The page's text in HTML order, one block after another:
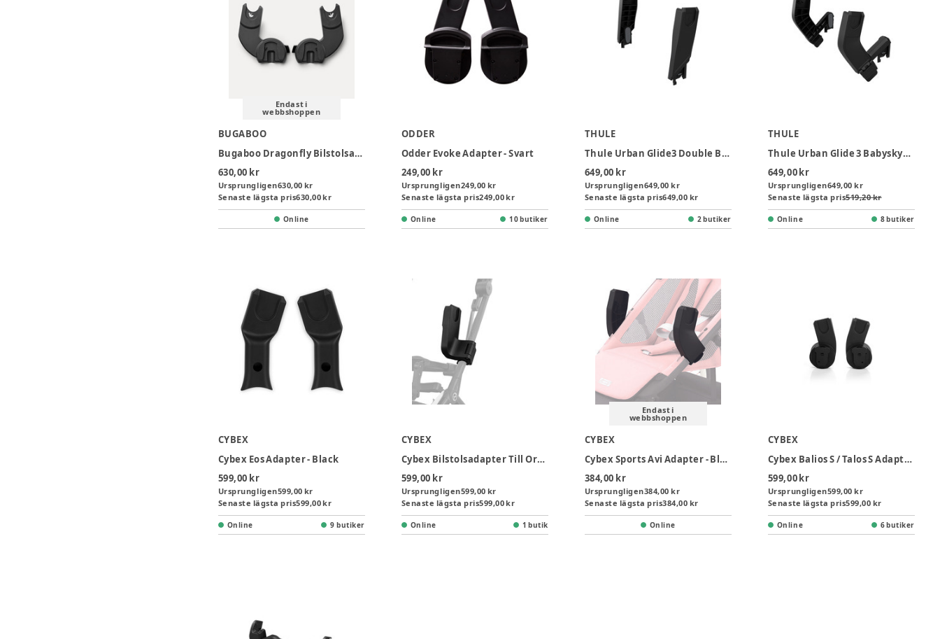
Endast i
webbshoppen
BUGABOO
Bugaboo Dragonfly Bilstolsadapter - Black
630,00 kr
Ursprungligen630,00 kr
Senaste lägsta pris630,00 kr
Online
ODDER
Odder Evoke Adapter - Svart
249,00 kr
Ursprungligen249,00 kr
Senaste lägsta pris249,00 kr
Online 10 butiker
THULE
Thule Urban Glide3 Double Babyskyddsadapter
649,00 kr
Ursprungligen649,00 kr
Senaste lägsta pris649,00 kr
Online 2 butiker
THULE
Thule Urban Glide 3 Babyskyddsadapter
649,00 kr
Ursprungligen649,00 kr
Senaste lägsta pris519,20 kr
Online 8 butiker
CYBEX
Cybex Eos Adapter - Black
599,00 kr
Ursprungligen599,00 kr
Senaste lägsta pris599,00 kr
Online 9 butiker
CYBEX
Cybex Bilstolsadapter Till Orfeo & Libelle
599,00 kr
Ursprungligen599,00 kr
Senaste lägsta pris599,00 kr
Online 1 butik
Endast i
webbshoppen
CYBEX
Cybex Sports Avi Adapter - Black
384,00 kr
Ursprungligen384,00 kr
Senaste lägsta pris384,00 kr
Online
CYBEX
Cybex Balios S / Talos S Adapters
599,00 kr
Ursprungligen599,00 kr
Senaste lägsta pris599,00 kr
Online 6 butiker